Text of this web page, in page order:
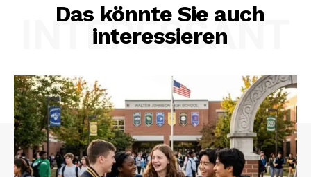
Das könnte Sie auch
interessieren
INTERESSANT